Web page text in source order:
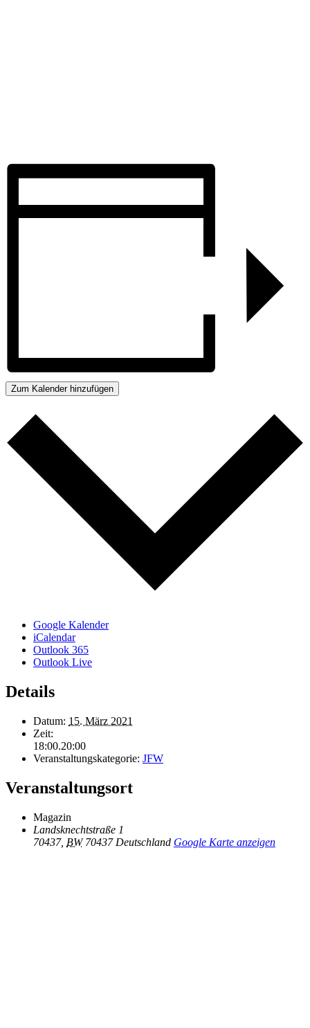
Zum Kalender hinzufügen
Google Kalender
iCalendar
Outlook 365
Outlook Live
Details
Datum: 15. März 2021
Zeit:
18:00.20:00
Veranstaltungskategorie: JFW
Veranstaltungsort
Magazin
Landsknechtstraße 1
70437, BW 70437 Deutschland Google Karte anzeigen